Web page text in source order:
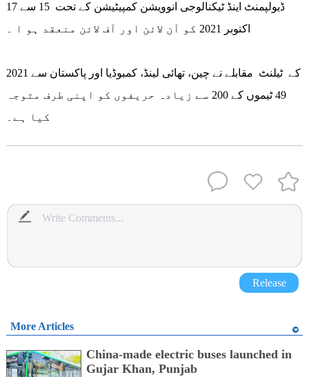
ڈیولپمنٹ اینڈ ٹیکنالوجی انوویشن کمپیٹیشن کے تحت 15 سے 17
اکتوبر 2021 کو آن لائن اور آف لائن منعقد ہو ا ۔
2021 کے ٹیلنٹ مقابلے نے چین، تھائی لینڈ، کمبوڈیا اور پاکستان سے
49 ٹیموں کے 200 سے زیادہ حریفوں کو اپنی طرف متوجہ
کیا ہے۔
Release
More Articles
China-made electric buses launched in
Gujar Khan, Punjab